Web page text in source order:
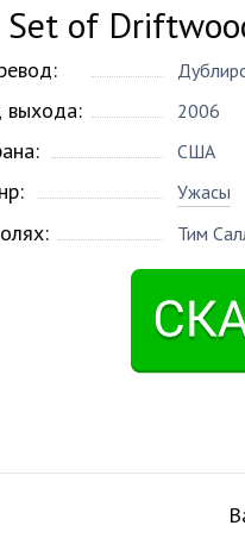
of
выхода: 2006
США
Ужасы
Тим